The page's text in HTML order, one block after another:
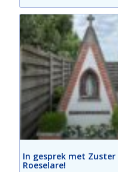
In gesprek met
Roeselare!